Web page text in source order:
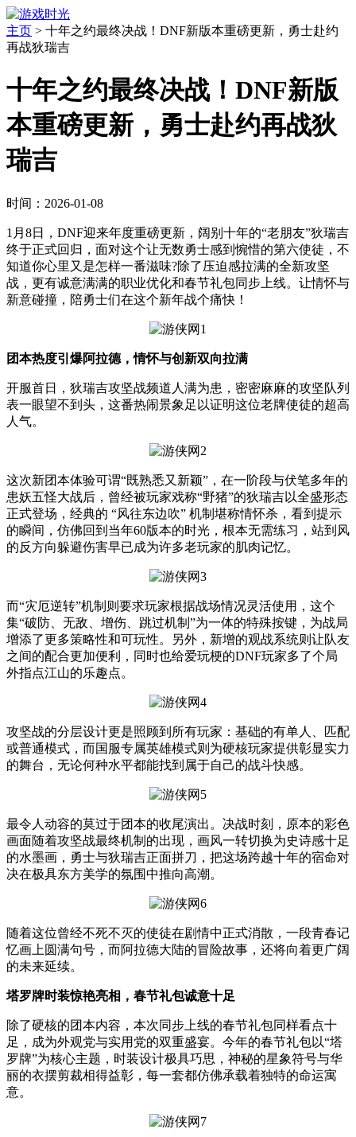
主页 > 十年之约最终决战！DNF新版本重磅更新，勇士赴约
再战狄瑞吉
十年之约最终决战！DNF新版
本重磅更新，勇士赴约再战狄
瑞吉
时间：2026-01-08
1月8日，DNF迎来年度重磅更新，阔别十年的“老朋友”狄瑞吉
终于正式回归，面对这个让无数勇士感到惋惜的第六使徒，不
知道你心里又是怎样一番滋味?除了压迫感拉满的全新攻坚
战，更有诚意满满的职业优化和春节礼包同步上线。让情怀与
新意碰撞，陪勇士们在这个新年战个痛快！
团本热度引爆阿拉德，情怀与创新双向拉满
开服首日，狄瑞吉攻坚战频道人满为患，密密麻麻的攻坚队列
表一眼望不到头，这番热闹景象足以证明这位老牌使徒的超高
人气。
这次新团本体验可谓“既熟悉又新颖”，在一阶段与伏笔多年的
患妖五怪大战后，曾经被玩家戏称“野猪”的狄瑞吉以全盛形态
正式登场，经典的 “风往东边吹” 机制堪称情怀杀，看到提示
的瞬间，仿佛回到当年60版本的时光，根本无需练习，站到风
的反方向躲避伤害早已成为许多老玩家的肌肉记忆。
而“灾厄逆转”机制则要求玩家根据战场情况灵活使用，这个
集“破防、无敌、增伤、跳过机制”为一体的特殊按键，为战局
增添了更多策略性和可玩性。另外，新增的观战系统则让队友
之间的配合更加便利，同时也给爱玩梗的DNF玩家多了个局
外指点江山的乐趣点。
攻坚战的分层设计更是照顾到所有玩家：基础的有单人、匹配
或普通模式，而国服专属英雄模式则为硬核玩家提供彰显实力
的舞台，无论何种水平都能找到属于自己的战斗快感。
最令人动容的莫过于团本的收尾演出。决战时刻，原本的彩色
画面随着攻坚战最终机制的出现，画风一转切换为史诗感十足
的水墨画，勇士与狄瑞吉正面拼刀，把这场跨越十年的宿命对
决在极具东方美学的氛围中推向高潮。
随着这位曾经不死不灭的使徒在剧情中正式消散，一段青春记
忆画上圆满句号，而阿拉德大陆的冒险故事，还将向着更广阔
的未来延续。
塔罗牌时装惊艳亮相，春节礼包诚意十足
除了硬核的团本内容，本次同步上线的春节礼包同样看点十
足，成为外观党与实用党的双重盛宴。今年的春节礼包以“塔
罗牌”为核心主题，时装设计极具巧思，神秘的星象符号与华
丽的衣摆剪裁相得益彰，每一套都仿佛承载着独特的命运寓
意。